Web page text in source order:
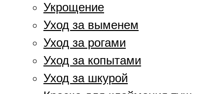
Укрощение
Уход за выменем
Уход за рогами
Уход за копытами
Уход за шкурой